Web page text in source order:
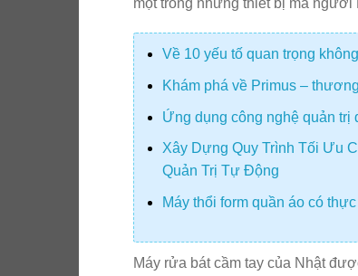
Về 10 yếu tố quan trọng
Khám phá về Primus –
Ứng dụng công nghệ quản trị
Xây Dựng Quy Trình Tối Ưu
Quản Trị Tự Động
Máy thổi form quần áo có
Máy rửa bát cầm tay của Nhật